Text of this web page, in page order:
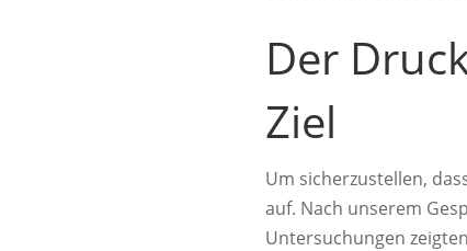
Der
Ziel
Um sicherzustellen,
auf. Nach unserem
Untersuchungen